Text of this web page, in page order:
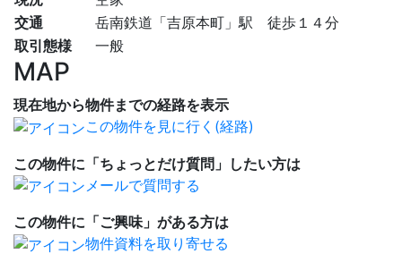
交通
岳南鉄道「吉原本町」駅 徒歩１４分
取引態様
一般
MAP
現在地から物件までの経路を表示
この物件を見に行く(経路)
この物件に「ちょっとだけ質問」したい方は
メールで質問する
この物件に「ご興味」がある方は
物件資料を取り寄せる